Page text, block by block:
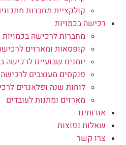
קולקציית מחברות
רכישה בכמויות
מחברות לרכישה בכמויות
קופסאות ומארזים
יומנים שבועיים לרכישה
פנקסים מעוצבים לרכישה
לוחות שנה ופלאנרים
מארזים ומתנות לעובדים
אודותינו
שאלות נפוצות
צרו קשר